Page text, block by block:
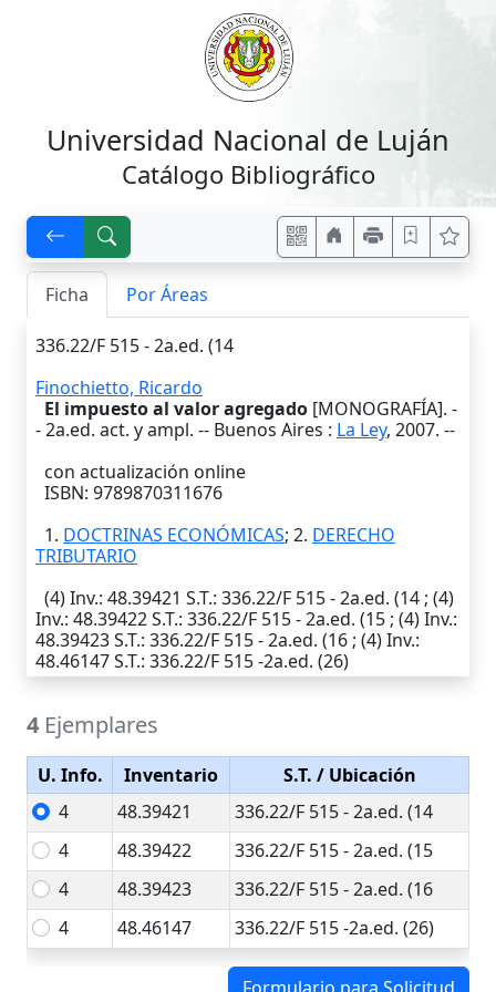
Universidad Nacional de Luján
Catálogo Bibliográfico
Ficha Por Áreas
336.22/F 515 - 2a.ed. (14
Finochietto, Ricardo
El impuesto al valor agregado [MONOGRAFÍA]. -
-2a.ed. act. y ampl. -- Buenos Aires : La Ley, 2007. --
con actualización online
ISBN: 9789870311676
1. DOCTRINAS ECONÓMICAS; 2. DERECHO
TRIBUTARIO
(4)Inv.: 48.39421 S.T.: 336.22/F 515 - 2a.ed. (14 ; (4)
Inv.: 48.39422S.T.: 336.22/F 515 - 2a.ed. (15 ; (4)Inv.:
48.39423S.T.: 336.22/F 515 - 2a.ed. (16 ; (4)Inv.:
48.46147S.T.: 336.22/F 515 -2a.ed. (26)
4 Ejemplares
U. Info. Inventario S.T. / Ubicación
4
48.39421
336.22/F 515 - 2a.ed. (14
4
48.39422
336.22/F 515 - 2a.ed. (15
4
48.39423
336.22/F 515 - 2a.ed. (16
4
48.46147 336.22/F 515 -2a.ed. (26)